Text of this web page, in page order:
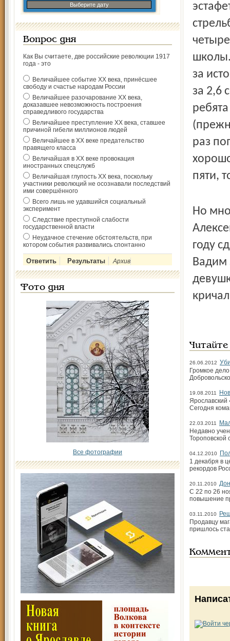
Выберите дату
Вопрос дня
Как Вы считаете, две российские революции 1917
года - это
Величайшее событие ХХ века, принёсшее
свободу и счастье народам России
Величайшее разочарование ХХ века,
доказавшее невозможность построения
справедливого государства
Величайшее преступление ХХ века, ставшее
причиной гибели миллионов людей
Величайшее в ХХ веке предательство
правящего класса
Величайшая в ХХ веке провокация
иностранных спецслужб
Величайшая глупость ХХ века, поскольку
участники революций не осознавали последствий
ими совершённого
Всего лишь не удавшийся социальный
эксперимент
Следствие преступной слабости
государственной власти
Неудачное стечение обстоятельств, при
котором события развивались спонтанно
Архив
Фото дня
Все фотографии
за
за 2,6
раз
пяти,
Но
году
Вадим
26.06.2012
Громкое
19.08.2011
Ярославский
Сегодня
22.03.2011
Недавно
Тороповской
04.12.2010
1 декабря в
рекордов
20.11.2010
С 22 по 26
повышение
03.11.2010
Продавцу
пришлось